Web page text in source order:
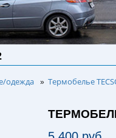
одежда » Термобелье